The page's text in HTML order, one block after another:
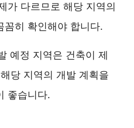
가 다르므로 해당 지역의
꼼히 확인해야 합니다.
예정 지역은 건축이 제
당 지역의 개발 계획을
좋습니다.